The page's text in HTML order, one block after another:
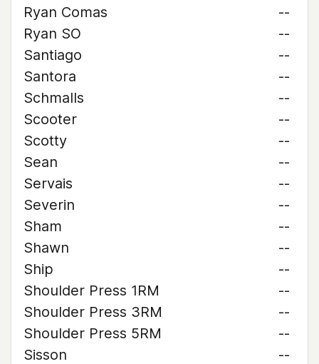
Ryan Comas
--
Ryan SO
--
Santiago
--
Santora
--
Schmalls
--
Scooter
--
Scotty
--
Sean
--
Servais
--
Severin
--
Sham
--
Shawn
--
Ship
--
Shoulder Press 1RM
--
Shoulder Press 3RM
--
Shoulder Press 5RM
--
Sisson
--